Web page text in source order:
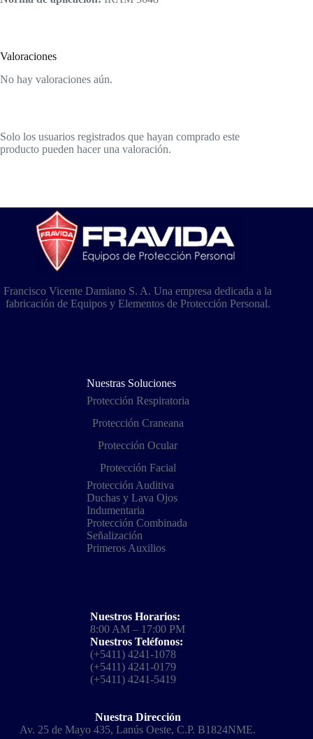
Valoraciones
No hay valoraciones aún.
Solo los usuarios registrados que hayan comprado este
producto pueden hacer una valoración.
Francisco Vicente Damiano S. A. Una empresa dedicada a la
fabricación de Equipos y Elementos de Protección Personal.
Nuestras Soluciones
Protección Respiratoria
Protección Craneana
Protección Ocular
Protección Facial
Protección Auditiva
Duchas y Lava Ojos
Indumentaria
Protección Combinada
Señalización
Primeros Auxilios
Nuestros Horarios:
8:00 AM – 17:00 PM
Nuestros Teléfonos:
(+5411) 4241-1078
(+5411) 4241-0179
(+5411) 4241-5419
Nuestra Dirección
Av. 25 de Mayo 435, Lanús Oeste, C.P. B1824NME.